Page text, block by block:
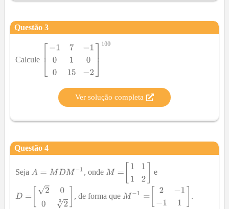
Questão 3
Calcule
Ver solução completa
Questão 4
Seja , onde e
, de forma que .